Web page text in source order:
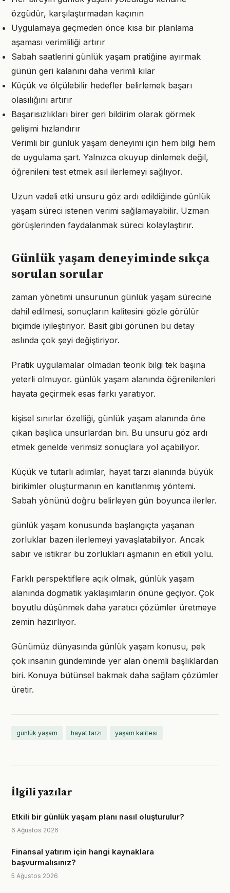
özgüdür, karşılaştırmadan kaçının
Uygulamaya geçmeden önce kısa bir planlama
aşaması verimliliği artırır
Sabah saatlerini günlük yaşam pratiğine ayırmak
günün geri kalanını daha verimli kılar
Küçük ve ölçülebilir hedefler belirlemek başarı
olasılığını artırır
Başarısızlıkları birer geri bildirim olarak görmek
gelişimi hızlandırır
Verimli bir günlük yaşam deneyimi için hem bilgi hem
de uygulama şart. Yalnızca okuyup dinlemek değil,
öğrenileni test etmek asıl ilerlemeyi sağlıyor.
Uzun vadeli etki unsuru göz ardı edildiğinde günlük
yaşam süreci istenen verimi sağlamayabilir. Uzman
görüşlerinden faydalanmak süreci kolaylaştırır.
Günlük yaşam deneyiminde sıkça
sorulan sorular
zaman yönetimi unsurunun günlük yaşam sürecine
dahil edilmesi, sonuçların kalitesini gözle görülür
biçimde iyileştiriyor. Basit gibi görünen bu detay
aslında çok şeyi değiştiriyor.
Pratik uygulamalar olmadan teorik bilgi tek başına
yeterli olmuyor. günlük yaşam alanında öğrenilenleri
hayata geçirmek esas farkı yaratıyor.
kişisel sınırlar özelliği, günlük yaşam alanında öne
çıkan başlıca unsurlardan biri. Bu unsuru göz ardı
etmek genelde verimsiz sonuçlara yol açabiliyor.
Küçük ve tutarlı adımlar, hayat tarzı alanında büyük
birikimler oluşturmanın en kanıtlanmış yöntemi.
Sabah yönünü doğru belirleyen gün boyunca ilerler.
günlük yaşam konusunda başlangıçta yaşanan
zorluklar bazen ilerlemeyi yavaşlatabiliyor. Ancak
sabır ve istikrar bu zorlukları aşmanın en etkili yolu.
Farklı perspektiflere açık olmak, günlük yaşam
alanında dogmatik yaklaşımların önüne geçiyor. Çok
boyutlu düşünmek daha yaratıcı çözümler üretmeye
zemin hazırlıyor.
Günümüz dünyasında günlük yaşam konusu, pek
çok insanın gündeminde yer alan önemli başlıklardan
biri. Konuya bütünsel bakmak daha sağlam çözümler
üretir.
günlük yaşam hayat tarzı yaşam kalitesi
İlgili yazılar
Etkili bir günlük yaşam planı nasıl oluşturulur?
6 Ağustos 2026
Finansal yatırım için hangi kaynaklara
başvurmalısınız?
5 Ağustos 2026